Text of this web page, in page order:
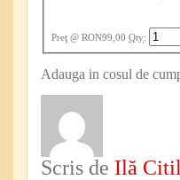
Preţ @ RON99,00 Qty:
Adauga in cosul de
Scris de Ilă